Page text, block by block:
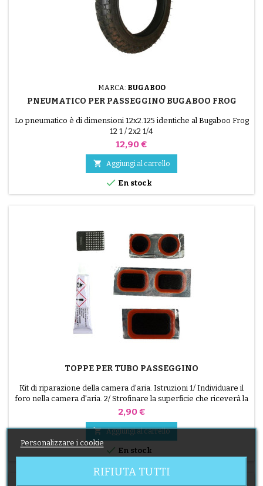
MARCA: BUGABOO
PNEUMATICO PER PASSEGGINO BUGABOO FROG
Lo pneumatico è di dimensioni 12x2.125 identiche al Bugaboo Frog
12 1 / 2x2 1/4
Prezzo
12,90 €
 Aggiungi al carrello
 En stock
TOPPE PER TUBO PASSEGGINO
Kit di riparazione della camera d'aria. Istruzioni 1/ Individuare il
foro nella camera d'aria. 2/ Strofinare la superficie che riceverà la
toppa con il raschietto in dotazione. 3/ Sgrassare, pulire e
intorno al foro. 5/ Attendere circa 1 minuto finché la colla non è
più lucida. 6/...
Prezzo
2,90 €
 Aggiungi al carrello
 En stock
Personalizzare i cookie
RIFIUTA TUTTI